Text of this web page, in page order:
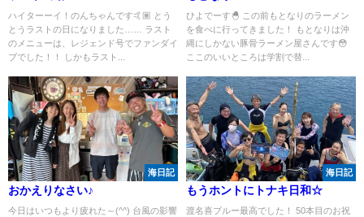
ハイターーイ！のんちゃんです🤙🏽 とう
とうラストの日になりました…… ラスト
のメニューは、レジェンド号でファンダイ
ブでした！！ しかもラスト...
ひよでーす🐣 この前もとなりのラーメン
を食べに行ってきました！ もとなりは沖
縄にしかない豚骨ラーメン屋さんです😳
ここのいいところは学割で替...
海日記
おかえりなさい♪
今日はいつもより疲れた～(^^) 台風の影響
海日記
もうホントにトナキ日和☆
渡名喜ブルー最高でした！ 50本目のお祝